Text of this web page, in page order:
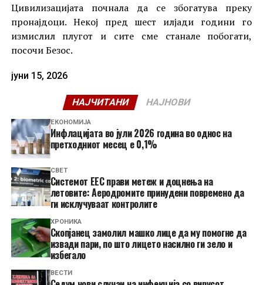
Цивилизацијата почнала да се збогатува преку
пронајдоци. Некој пред шест илјади години го
измислил плугот и сите сме станале побогати,
посочи Безос.
јуни 15, 2026
НАЈЧИТАНИ НАЈНОВИ
ЕКОНОМИЈА
Инфлацијата во јули 2026 година во однос на
претходниот месец е 0,1%
СВЕТ
Системот ЕЕС прави метеж и доцнења на
летовите: Аеродромите принудени повремено да
ги исклучуваат контролите
ХРОНИКА
Скопјанец замолил машко лице да му помогне да
извади пари, по што лицето насилно ги зело и
избегало
ВЕСТИ